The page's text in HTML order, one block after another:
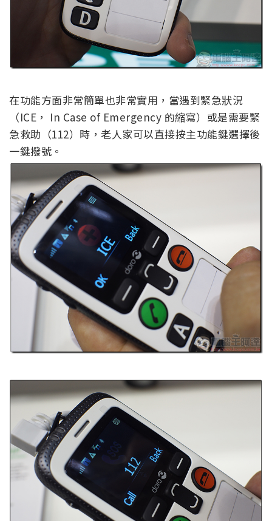
在功能方面非常簡單也非常實用，當遇到緊急狀況
（ICE， In Case of Emergency 的縮寫）或是需要緊
急救助（112）時，老人家可以直接按主功能鍵選擇後
一鍵撥號。